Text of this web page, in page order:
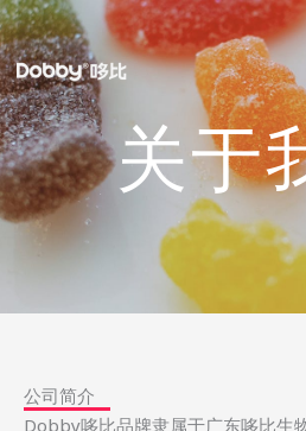
跳
至
内
容
关于
公司简介
Dobby哆比品牌隶属于广东哆比生